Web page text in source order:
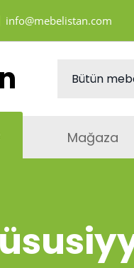
info@mebelistan.com
Mağaza